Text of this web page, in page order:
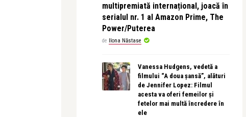
multipremiată internațional, joacă în
serialul nr. 1 al Amazon Prime, The
Power/Puterea
de Ilona Năstase
Vanessa Hudgens, vedetă a
filmului “A doua șansă”, alături
de Jennifer Lopez: Filmul
acesta va oferi femeilor și
fetelor mai multă încredere în
ele